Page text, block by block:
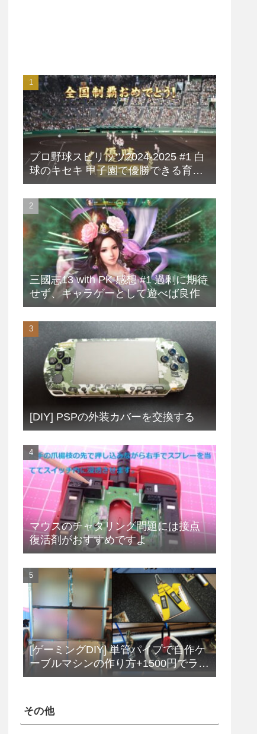
プロ野球スピリッツ2024-2025 #1 白
球のキセキ 甲子園で優勝できる育成
方法
三國志13 with PK 感想 #1 過剰に期待
せず、キャラゲーとして遊べば良作
[DIY] PSPの外装カバーを交換する
マウスのチャタリング問題には接点
復活剤がおすすめですよ
[ゲーミングDIY] 単管パイプで自作ケ
ーブルマシンの作り方+1500円でラッ
トプルダウンバーをDIY
その他